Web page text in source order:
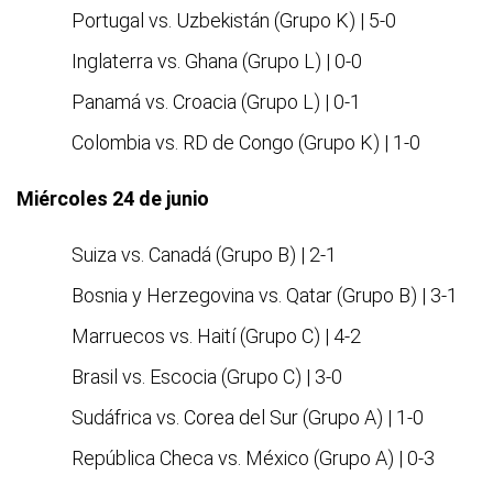
Portugal vs. Uzbekistán (Grupo K) | 5-0
Inglaterra vs. Ghana (Grupo L) | 0-0
Panamá vs. Croacia (Grupo L) | 0-1
Colombia vs. RD de Congo (Grupo K) | 1-0
Miércoles 24 de junio
Suiza vs. Canadá (Grupo B) | 2-1
Bosnia y Herzegovina vs. Qatar (Grupo B) | 3-1
Marruecos vs. Haití (Grupo C) | 4-2
Brasil vs. Escocia (Grupo C) | 3-0
Sudáfrica vs. Corea del Sur (Grupo A) | 1-0
República Checa vs. México (Grupo A) | 0-3